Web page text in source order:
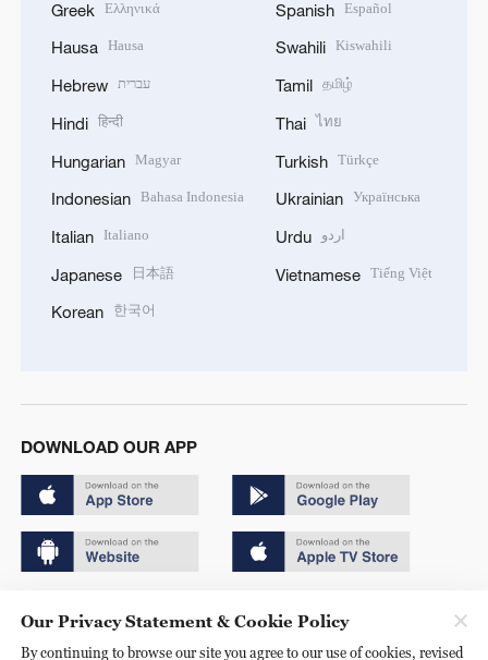
Greek Ελληνικά
Hausa Hausa
Hebrew עברית
Hindi हिन्दी
Hungarian Magyar
Indonesian Bahasa Indonesia
Italian Italiano
Japanese 日本語
Korean 한국어
Spanish Español
Swahili Kiswahili
Tamil தமிழ்
Thai ไทย
Turkish Türkçe
Ukrainian Українська
Urdu اردو
Vietnamese Tiếng Việt
DOWNLOAD OUR APP
京ICP备20000184号
Our Privacy Statement & Cookie Policy
By continuing to browse our site you agree to our use of cookies, revised